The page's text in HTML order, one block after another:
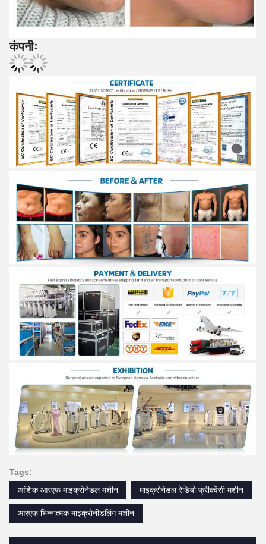
कंपनीः
Tags:
आंशिक आरएफ माइक्रोनेडल मशीन
माइक्रोनेडल रेडियो फ्रीक्वेंसी मशीन
आरएफ भिन्नात्मक माइक्रोनीडलिंग मशीन